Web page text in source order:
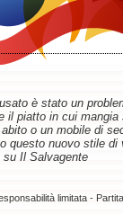
è stato un
il piatto in cui
o un mobile di
questo nuovo stile di
su Il Salvagente
limitata -